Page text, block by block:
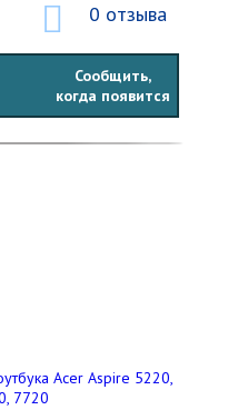
0 отзыва
Сообщить,
когда появится